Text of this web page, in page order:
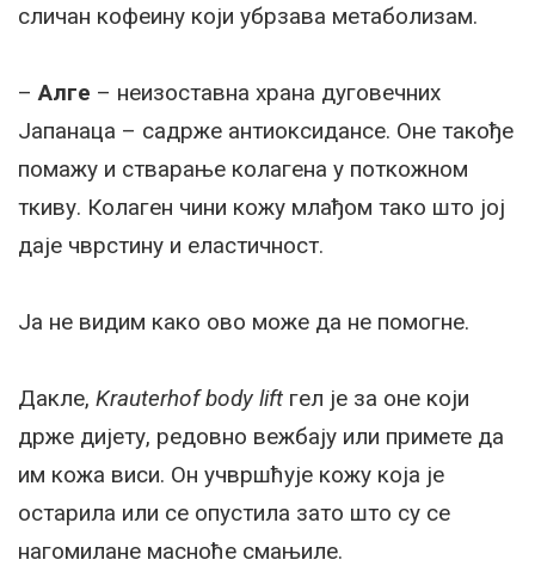
сличан кофеину који убрзава метаболизам.
–Алге – неизоставна храна дуговечних
Јапанаца – садрже антиоксидансе. Оне такође
помажу и стварање колагена у поткожном
ткиву. Колаген чини кожу млађом тако што јој
даје чврстину и еластичност.
Ја не видим како ово може да не помогне.
Дакле, Krauterhof body lift гел је за оне који
држе дијету, редовно вежбају или примете да
им кожа виси. Он учвршћује кожу која је
остарила или се опустила зато што су се
нагомилане масноће смањиле.